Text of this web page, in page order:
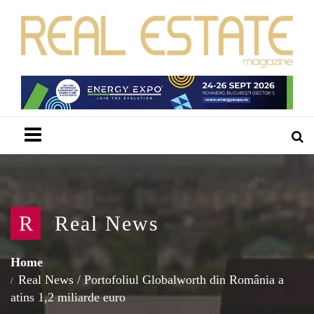
R Real News
Home
Real News / Portofoliul Globalworth din România a
atins 1,2 miliarde euro